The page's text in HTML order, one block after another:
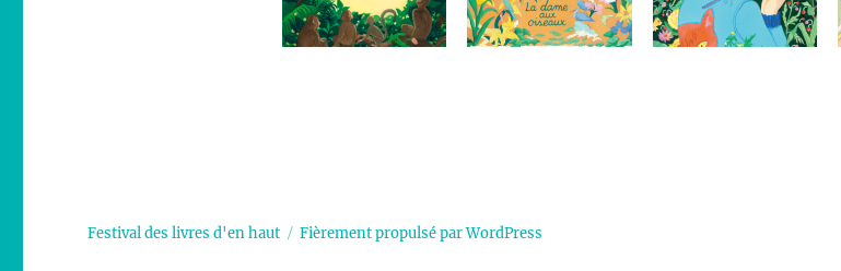
Festival des livres d'en haut Fièrement propulsé par WordPress